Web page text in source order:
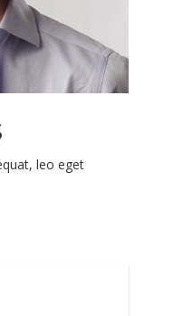
leo eget